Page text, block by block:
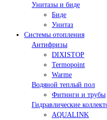
Унитазы и биде
Биде
Унитаз
Системы отопления
Антифризы
DIXISTOP
Termopoint
Warme
Водяной теплый пол
Фитинги и трубы
Гидравлические
AQUALINK